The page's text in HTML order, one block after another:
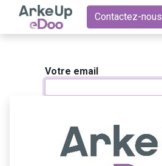
Contactez-nous
Votre email
Mot de passe